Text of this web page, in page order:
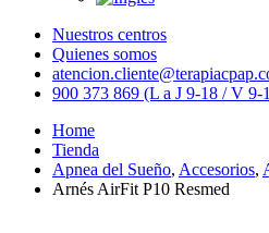
Nuestros centros
Quienes somos
900 373 869 (L a J 9-18 / V 9-
Home
Tienda
Apnea del Sueño, Accesorios,
Arnés AirFit P10 Resmed